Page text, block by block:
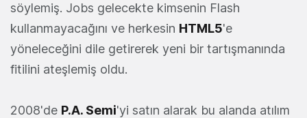
söylemiş. Jobs gelecekte kimsenin Flash
kullanmayacağını ve herkesin HTML5'e
yöneleceğini dile getirerek yeni bir tartışmanında
fitilini ateşlemiş oldu.
2008'de P.A. Semi'yi satın alarak bu alanda atılım